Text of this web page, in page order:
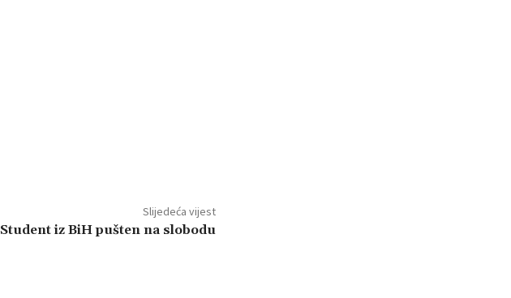
Slijedeća vijest
Student iz BiH pušten na slobodu